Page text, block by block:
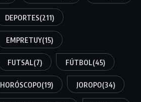
DEPORTES(211)
EMPRETUY(15)
FUTSAL(7) FÚTBOL(45)
HORÓSCOPO(19) JOROPO(34)